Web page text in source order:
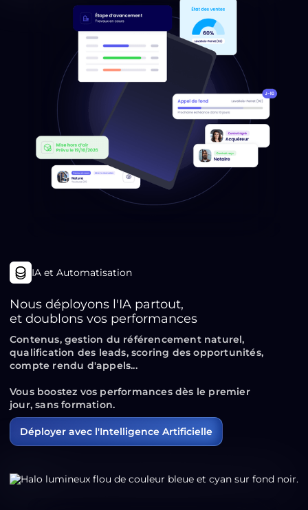
IA et Automatisation
Nous déployons l'IA partout,
et doublons vos performances
Contenus, gestion du référencement naturel,
qualification des leads, scoring des opportunités,
compte rendu d'appels...
Vousboostez vos performancesdès le premier
jour, sans formation.
Déployer avec l'Intelligence Artificielle